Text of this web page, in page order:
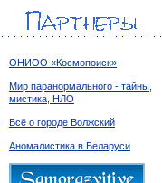
ОНИОО «Космопоиск»
Мир паранормального - тайны,
мистика, НЛО
Всё о городе Волжский
Аномалистика в Беларуси